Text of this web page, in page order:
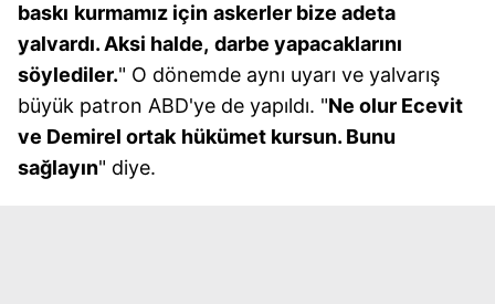
baskı kurmamız için askerler bize adeta
yalvardı. Aksi halde, darbe yapacaklarını
söylediler." O dönemde aynı uyarı ve yalvarış
büyük patron ABD'ye de yapıldı. "Ne olur Ecevit
ve Demirel ortak hükümet kursun. Bunu
sağlayın" diye.